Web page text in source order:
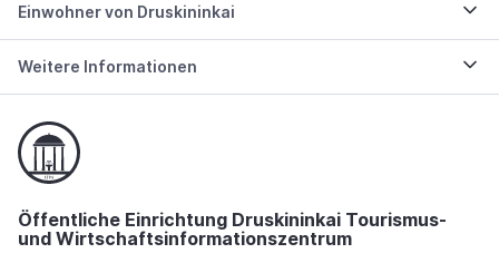
Einwohner von Druskininkai
Weitere Informationen
Öffentliche Einrichtung Druskininkai Tourismus-
und Wirtschaftsinformationszentrum